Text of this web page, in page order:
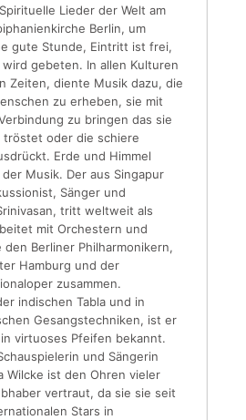
Lieder der Welt am
Berlin, um
gute Stunde, Eintritt ist frei,
gebeten. In allen Kulturen
Zeiten, diente Musik dazu, die
zu erheben, sie mit
zu bringen das sie
tröstet oder die schiere
Erde und Himmel
Musik. Der aus Singapur
Sänger und
tritt weltweit als
mit Orchestern und
Berliner Philharmonikern,
Hamburg und der
zusammen.
indischen Tabla und in
Gesangstechniken, ist er
­virtuoses Pfeifen bekannt.
und Sängerin
Wilcke ist den Ohren vieler
vertraut, da sie sie seit
Stars in